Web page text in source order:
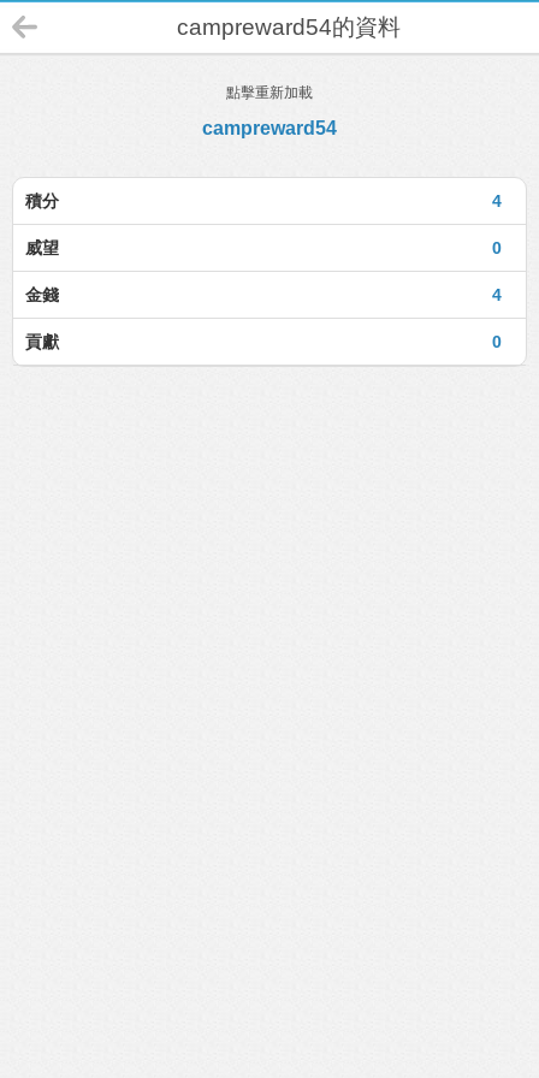
campreward54的資料
點擊重新加載
campreward54
4
積分
0
威望
4
金錢
0
貢獻